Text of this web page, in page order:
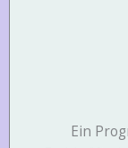
Ein